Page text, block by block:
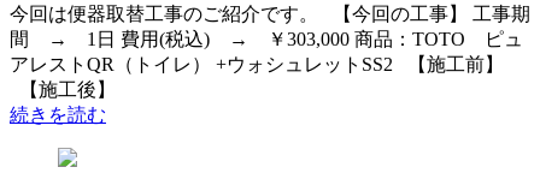
今回は便器取替工事のご紹介です。 【今回の工事】 工事期
間 → 1日 費用(税込) → ￥303,000 商品：TOTO ピュ
アレストQR（トイレ） +ウォシュレットSS2 【施工前】
【施工後】
続きを読む